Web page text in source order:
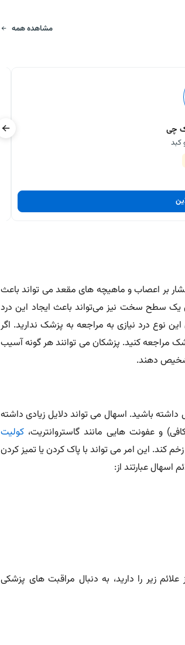
مشاهده همه
چی
اعصاب و ماهیچه های مقعد می تواند باعث
سطح سخت نیز می‌تواند باعث ایجاد این درد
نوع درد نیازی به مراجعه به پزشک ندارید. اگر
مراجعه کنید. پزشکان می توانند هر گونه آسیب
دهند.
باشید. اسهال می تواند دلایل زیادی داشته
و عفونت هایی مانند گاستروانتریت، کولیت
کند. این امر می تواند با پاک کردن یا تمیز کردن
عبارتند از:
زیر را دارید، به دنبال مراقبت های پزشکی